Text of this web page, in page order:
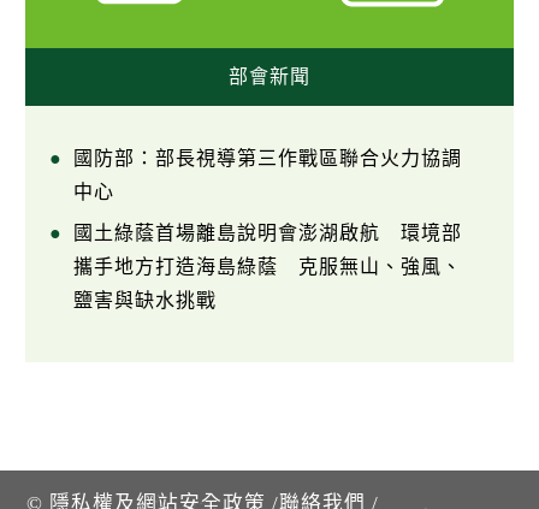
部會新聞
國防部：部長視導第三作戰區聯合火力協調
中心
國土綠蔭首場離島說明會澎湖啟航 環境部
攜手地方打造海島綠蔭 克服無山、強風、
鹽害與缺水挑戰
© 隱私權及網站安全政策 /聯絡我們 /